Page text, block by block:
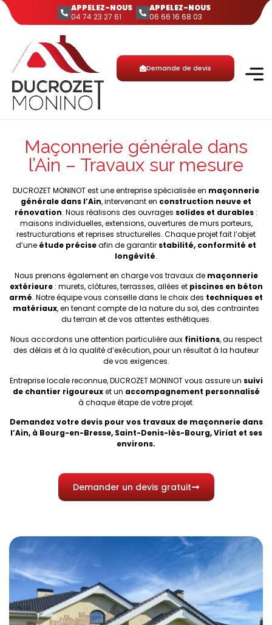
APPELEZ-NOUS
04 74 23 27 61
APPELEZ-NOUS
06 66 16 68 03
Demande de devis
Maçonnerie générale dans
l’Ain – Travaux sur mesure
DUCROZET MONINOT est une entreprise spécialisée en maçonnerie
générale dans l’Ain, intervenant en construction neuve et
rénovation. Nous réalisons des ouvrages solides et durables :
maisons individuelles, extensions, ouvertures de murs porteurs,
restructurations et reprises structurelles. Chaque projet fait l’objet
d’une étude préciseafin de garantir stabilité, conformité et
longévité.
Nous prenons également en charge vos travaux de maçonnerie
extérieure: murets, clôtures, terrasses, allées et piscines en béton
armé. Notre équipe vous conseille dans le choix des techniques et
matériaux, en tenant compte de la nature du sol, des contraintes
du terrain et de vos attentes esthétiques.
Nous accordons une attention particulière aux finitions, au respect
des délais et à la qualité d’exécution, pour un résultat à la hauteur
de vos exigences.
Entreprise locale reconnue, DUCROZET MONINOT vous assure un suivi
de chantier rigoureuxet un accompagnement personnalisé
à chaque étape de votre projet.
Demandez votre devis pour vos travaux de maçonnerie dans
l’Ain, à Bourg-en-Bresse, Saint-Denis-lès-Bourg, Viriat et ses
environs.
Demander un devis gratuit